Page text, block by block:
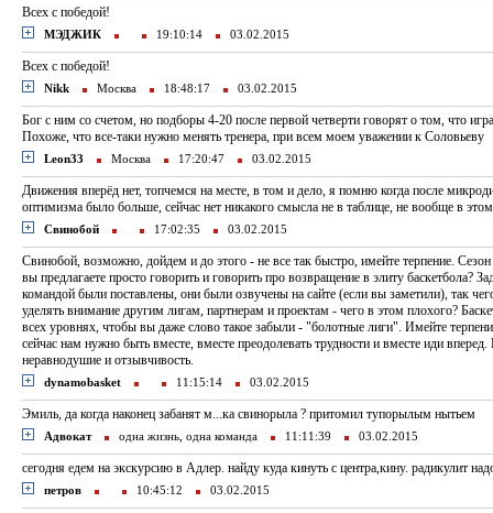
Всех с победой!
МЭДЖИК 19:10:14 03.02.2015
Всех с победой!
Nikk Москва 18:48:17 03.02.2015
Бог с ним со счетом, но подборы 4-20 после первой четверти говорят о том, что
Похоже, что все-таки нужно менять тренера, при всем моем уважении к Соловьеву
Leon33 Москва 17:20:47 03.02.2015
Движения вперёд нет, топчемся на месте, в том и дело, я помню когда после
оптимизма было больше, сейчас нет никакого смысла не в таблице, не вообще в
Свинобой 17:02:35 03.02.2015
Свинобой, возможно, дойдем и до этого - не все так быстро, имейте терпение.
вы предлагаете просто говорить и говорить про возвращение в элиту баскетбола?
командой были поставлены, они были озвучены на сайте (если вы заметили), так
уделять внимание другим лигам, партнерам и проектам - чего в этом плохого?
всех уровнях, чтобы вы даже слово такое забыли - "болотные лиги". Имейте
сейчас нам нужно быть вместе, вместе преодолевать трудности и вместе иди вперед.
неравнодушие и отзывчивость.
dynamobasket 11:15:14 03.02.2015
Эмиль, да когда наконец забанят м...ка свинорыла ? притомил тупорылым нытьем
Адвокат одна жизнь, одна команда 11:11:39 03.02.2015
сегодня едем на экскурсию в Адлер. найду куда кинуть с центра,кину. радикулит
петров 10:45:12 03.02.2015